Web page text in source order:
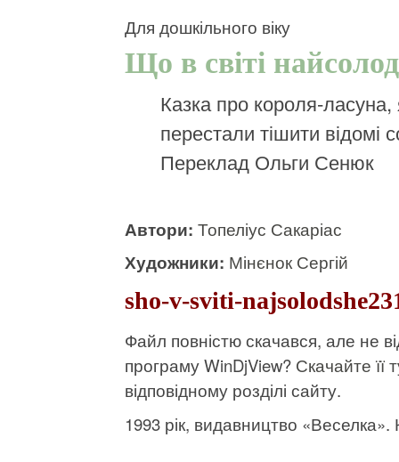
Для дошкільного віку
Що в світі
Казка про короля-ласуна,
перестали тішити відомі
Переклад Ольги Сенюк
Автори: Топеліус Сакаріас
Художники: Мінєнок Сергій
sho-v-sviti-
Файл повністю скачався, але не
програму WinDjView? Скачайте її
відповідному розділі сайту.
1993 рік, видавництво «Веселка».